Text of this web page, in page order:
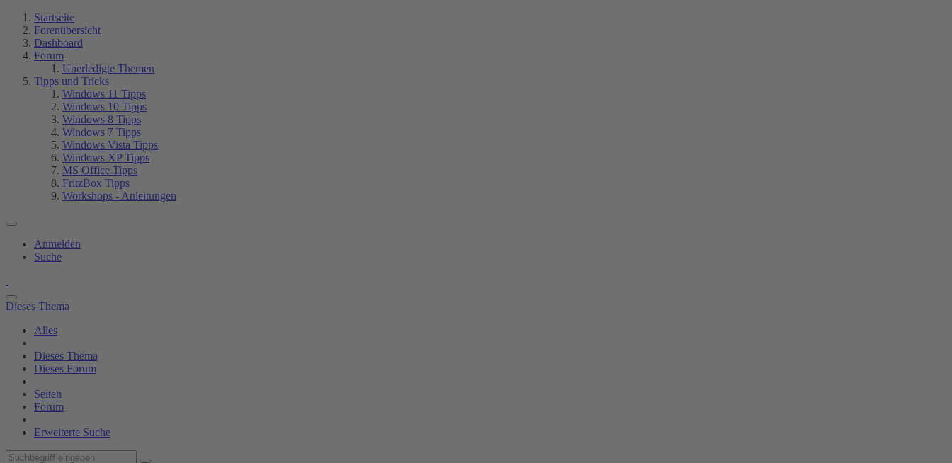
Startseite
Forenübersicht
Dashboard
Forum
Unerledigte Themen
Tipps und Tricks
Windows 11 Tipps
Windows 10 Tipps
Windows 8 Tipps
Windows 7 Tipps
Windows Vista Tipps
Windows XP Tipps
MS Office Tipps
FritzBox Tipps
Workshops - Anleitungen
Anmelden
Suche
Dieses Thema
Alles
Dieses Thema
Dieses Forum
Seiten
Forum
Erweiterte Suche